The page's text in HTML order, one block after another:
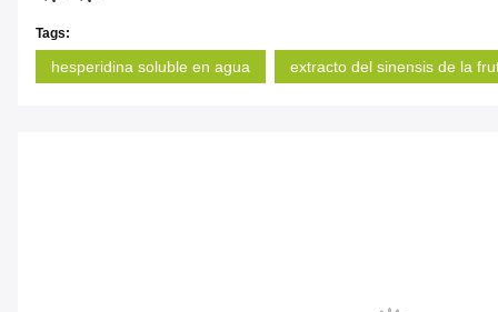
Tags:
hesperidina soluble en agua extracto del sinensis de la